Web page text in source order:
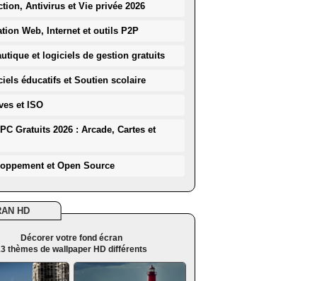
Antivirus et Vie privée 2026
Web, Internet et outils P2P
et logiciels de gestion gratuits
éducatifs et Soutien scolaire
et ISO
Gratuits 2026 : Arcade, Cartes et
et Open Source
HD
Décorer votre fond écran
thèmes de wallpaper HD différents